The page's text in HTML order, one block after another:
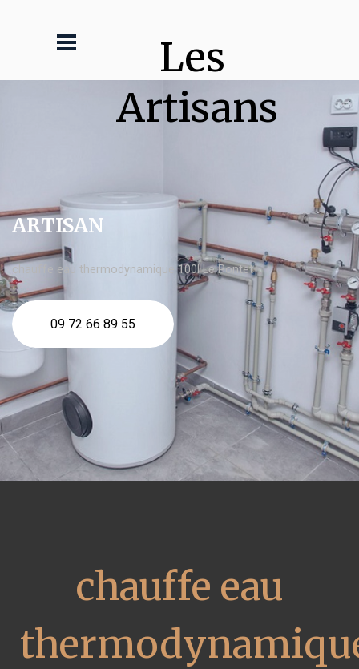
Les
Artisans
ARTISAN
chauffe eau thermodynamique 100l Le Pontet
09 72 66 89 55
chauffe eau